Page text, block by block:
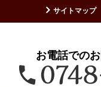
サイトマップ
お電話での